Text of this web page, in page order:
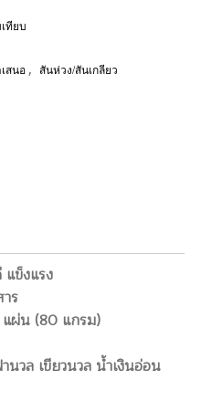
ทียบ
สนอ , สันห่วง/สันเกลียว
ข็งแรง
ร
แผ่น (80 แกรม)
วล เขียวนวล น้ำเงินอ่อน